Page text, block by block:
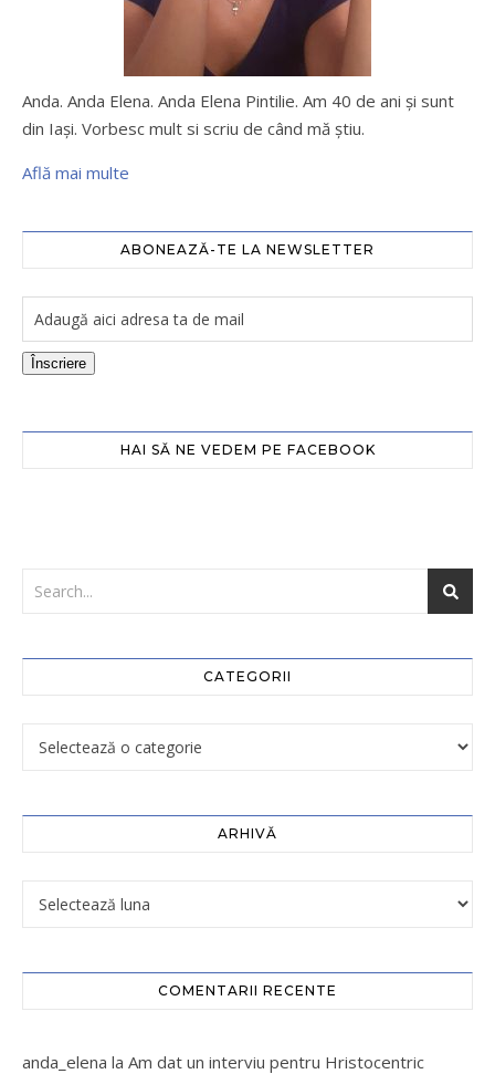
Anda. Anda Elena. Anda Elena Pintilie. Am 40 de ani şi sunt
din Iaşi. Vorbesc mult si scriu de când mă ştiu.
Află mai multe
ABONEAZĂ-TE LA NEWSLETTER
Înscriere
HAI SĂ NE VEDEM PE FACEBOOK
CATEGORII
ARHIVĂ
COMENTARII RECENTE
anda_elena la Am dat un interviu pentru Hristocentric